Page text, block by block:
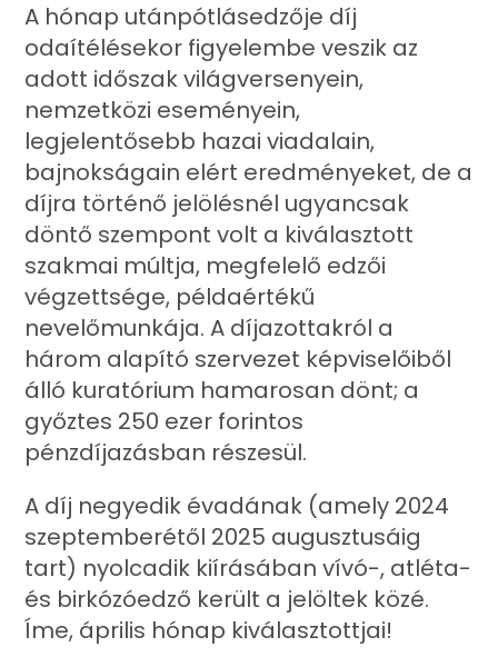
A hónap utánpótlásedzője díj
odaítélésekor figyelembe veszik az
adott időszak világversenyein,
nemzetközi eseményein,
legjelentősebb hazai viadalain,
bajnokságain elért eredményeket, de a
díjra történő jelölésnél ugyancsak
döntő szempont volt a kiválasztott
szakmai múltja, megfelelő edzői
végzettsége, példaértékű
nevelőmunkája. A díjazottakról a
három alapító szervezet képviselőiből
álló kuratórium hamarosan dönt; a
győztes 250 ezer forintos
pénzdíjazásban részesül.
A díj negyedik évadának (amely 2024
szeptemberétől 2025 augusztusáig
tart) nyolcadik kiírásában vívó-, atléta-
és birkózóedző került a jelöltek közé.
Íme, április hónap kiválasztottjai!